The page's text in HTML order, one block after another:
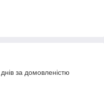
за домовленістю